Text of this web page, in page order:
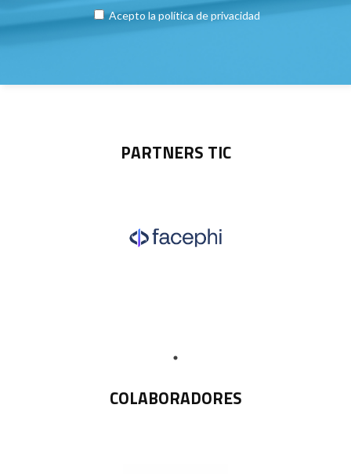
Acepto la política de privacidad
PARTNERS TIC
COLABORADORES